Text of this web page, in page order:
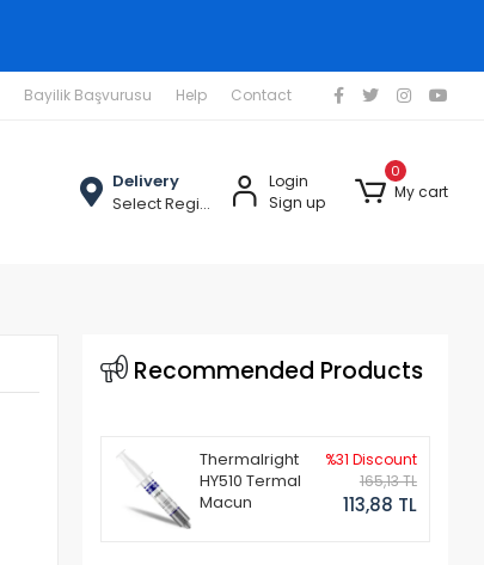
Bayilik Başvurusu Help Contact
Delivery
Select Region
Login
Sign up
0
My cart
Recommended Products
Thermalright
HY510 Termal
Macun
%31 Discount
165,13 TL
113,88 TL